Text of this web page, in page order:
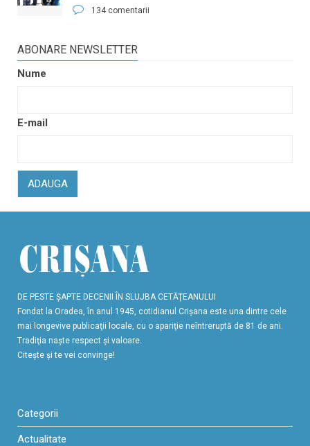
134 comentarii
ABONARE NEWSLETTER
Nume
E-mail
ADAUGA
DE PESTE ŞAPTE DECENII ÎN SLUJBA CETĂŢEANULUI
Fondat la Oradea, în anul 1945, cotidianul Crişana este una dintre cele
mai longevive publicaţii locale, cu o apariţie neîntreruptă de 81 de ani.
Tradiţia naşte respect şi valoare.
Citeşte şi te vei convinge!
Categorii
Actualitate